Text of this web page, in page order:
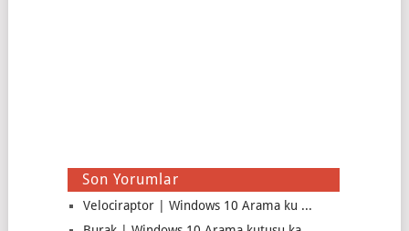
Son Yorumlar
Velociraptor | Windows 10 Arama ku ...